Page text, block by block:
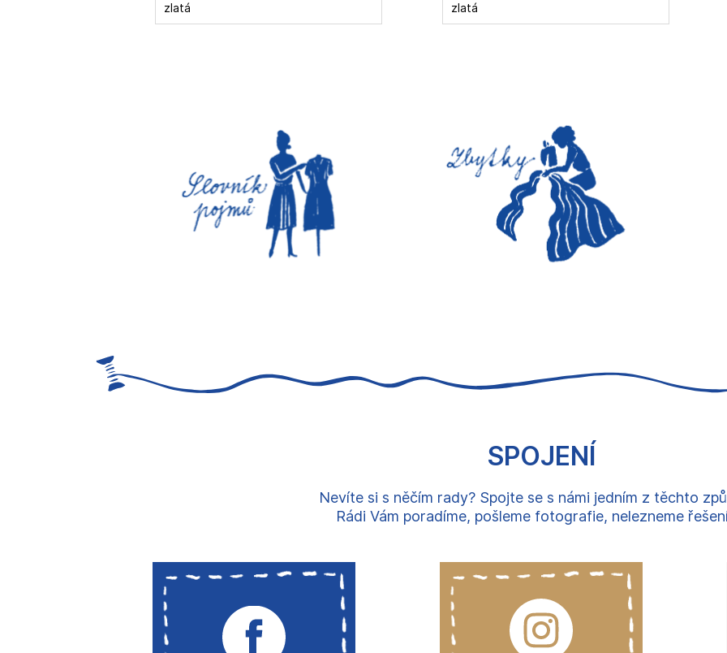
zlatá zlatá
SPOJENÍ
Nevíte si s něčím rady? Spojte se s námi jedním z těchto
Rádi Vám poradíme, pošleme fotografie, nelezneme